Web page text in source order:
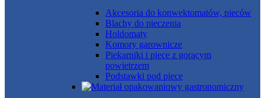
Akcesoria do konwektomatów, pieców
Blachy do pieczenia
Holdomaty
Komory garownicze
Piekarniki i piece z gorącym
powietrzem
Podstawki pod piece